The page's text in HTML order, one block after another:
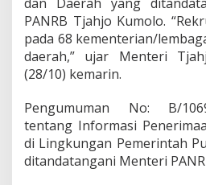
D
i
6
a
e
a
h
PANRB Tjahjo Kumolo.
pada 68 kementerian/
daerah,” ujar Menteri
(28/10) kemarin.
Pengumuman No: B/
tentang Informasi
di Lingkungan Pemerintah
ditandatangani Menteri